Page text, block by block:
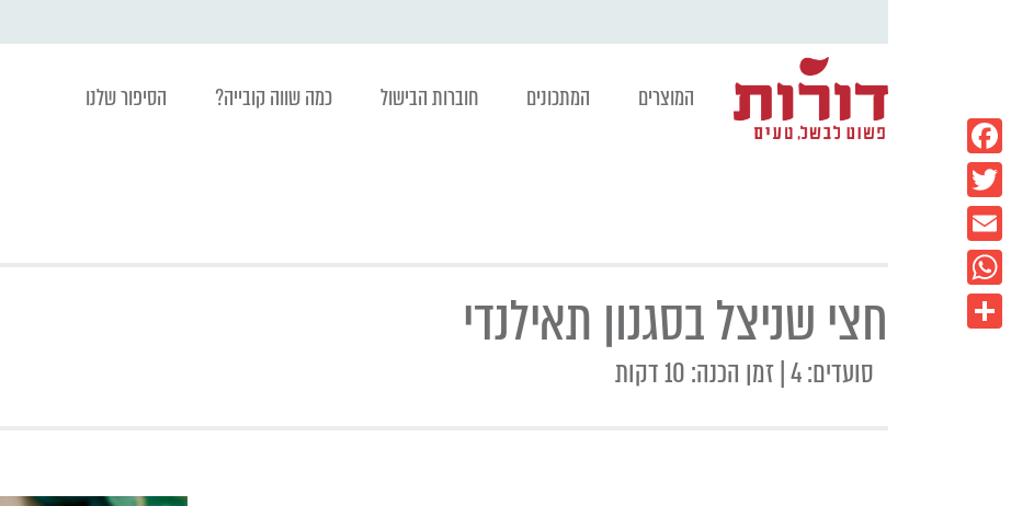
המוצרים המתכונים חוברות הבישול כמה שווה קובייה? הסיפור שלנו
חצי שניצל בסגנון תאילנדי
סועדים: 4 | זמן הכנה: 10 דקות
Facebook
Twitter
Email
WhatsApp